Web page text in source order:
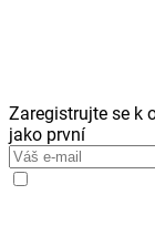
Zaregistrujte se k
jako první